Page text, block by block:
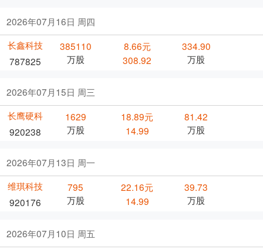
2026年07月16日 周四
长鑫科技
787825
385110
万股
8.66元
308.92
334.90
万股
2026年07月15日 周三
长鹰硬科
920238
1629
万股
18.89元
14.99
81.42
万股
2026年07月13日 周一
维琪科技
920176
795
万股
22.16元
14.99
39.73
万股
2026年07月10日 周五